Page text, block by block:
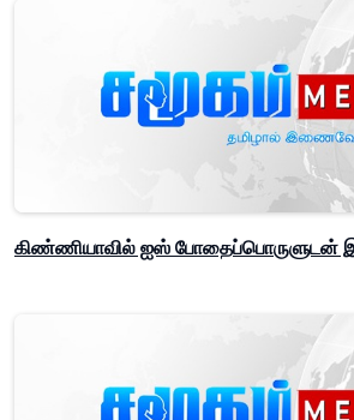
கிண்ணியாவில் ஐஸ் போதைப்பொருளுடன்